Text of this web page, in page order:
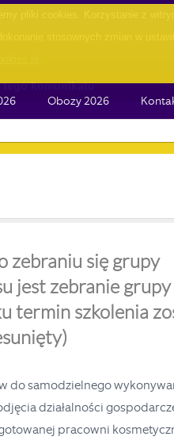
Obozy 2026
zebraniu się grupy
jest zebranie grupy
termin szkolenia
do samodzielnego
działalności
pracowni
pliki cookies. Korzystanie z
stosownych zmian w
tego komunikatu